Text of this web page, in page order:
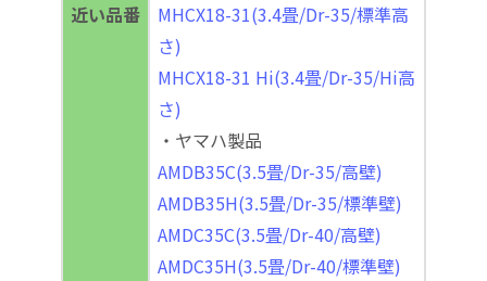
近い品番
MHCX18-31(3.4畳/Dr-35/標準高
さ)
MHCX18-31 Hi(3.4畳/Dr-35/Hi高
さ)
・ヤマハ製品
AMDB35C(3.5畳/Dr-35/高壁)
AMDB35H(3.5畳/Dr-35/標準壁)
AMDC35C(3.5畳/Dr-40/高壁)
AMDC35H(3.5畳/Dr-40/標準壁)